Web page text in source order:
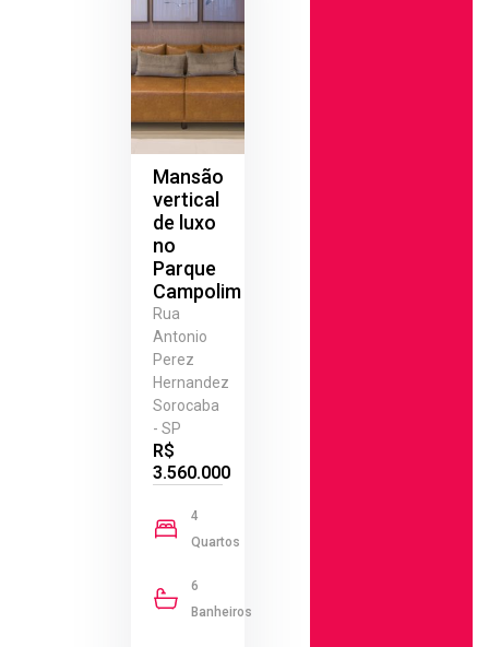
Mansão
vertical
de luxo
no
Parque
Campolim
Rua
Antonio
Perez
Hernandez
Sorocaba
- SP
R$
3.560.000
4
Quartos
6
Banheiros